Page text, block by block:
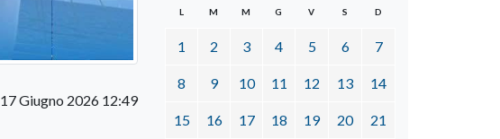
17 Giugno 2026 12:49
L M M G V S D
1 2 3 4 5 6 7
8 9 10 11 12 13 14
15 16 17 18 19 20 21